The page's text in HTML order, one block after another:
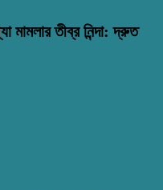
মামলার তীব্র নিন্দা: দ্রুত